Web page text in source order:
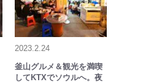
2023.2.24
釜山グルメ＆観光を満喫
してKTXでソウルへ。夜